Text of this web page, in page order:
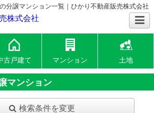
分譲マンション一覧｜ひかり不動産販売株式会社
古戸建て マンション 土地
マンション
検索条件を変更